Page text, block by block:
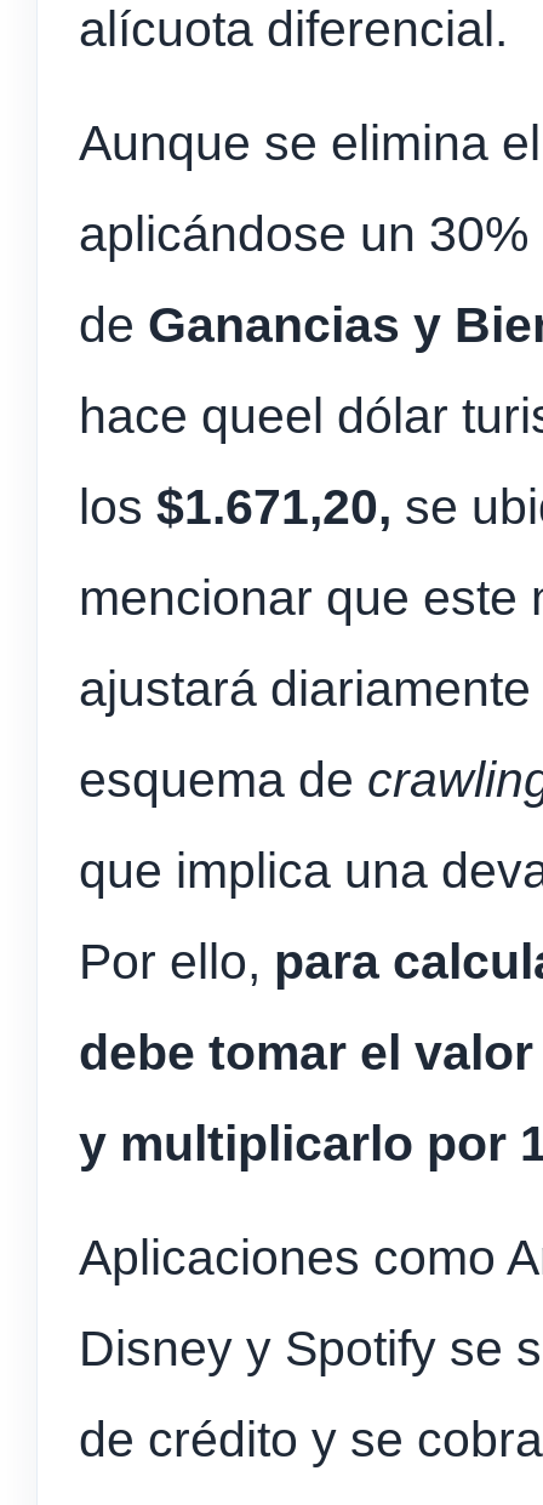
alícuota diferencial.
Aunque se elimina
aplicándose un
de Ganancias y
hace queel dólar
los $1.671,20, se
mencionar que este
ajustará
esquema de
que implica una
Por ello, para
debe tomar el
y multiplicarlo por
Aplicaciones como
Disney y Spotify se
de crédito y se